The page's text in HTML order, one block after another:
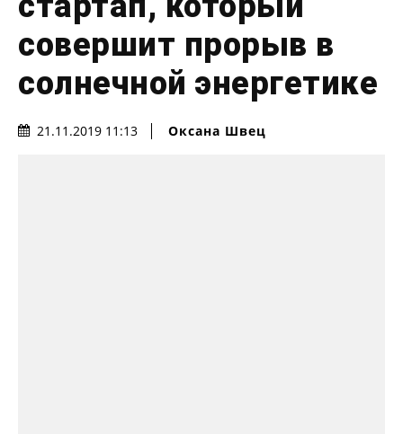
совершит прорыв в
солнечной энергетике
21.11.2019 11:13 Оксана Швец